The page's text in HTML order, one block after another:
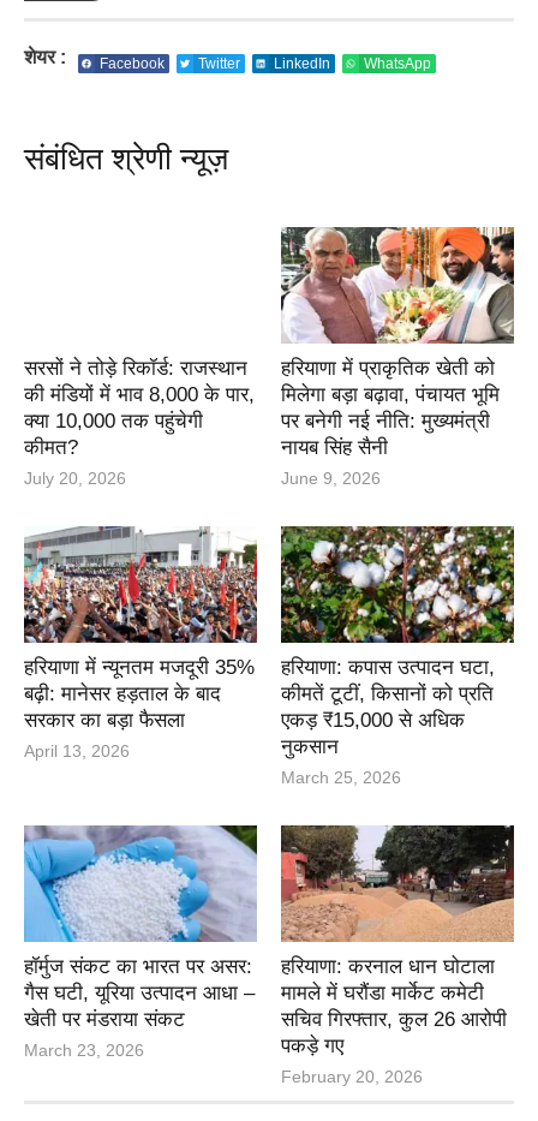
शेयर : Facebook Twitter LinkedIn WhatsApp
संबंधित श्रेणी न्यूज़
सरसों ने तोड़े रिकॉर्ड: राजस्थान
की मंडियों में भाव 8,000 के पार,
क्या 10,000 तक पहुंचेगी
कीमत?
July 20, 2026
हरियाणा में प्राकृतिक खेती को
मिलेगा बड़ा बढ़ावा, पंचायत भूमि
पर बनेगी नई नीति: मुख्यमंत्री
नायब सिंह सैनी
June 9, 2026
हरियाणा में न्यूनतम मजदूरी 35%
बढ़ी: मानेसर हड़ताल के बाद
सरकार का बड़ा फैसला
April 13, 2026
हरियाणा: कपास उत्पादन घटा,
कीमतें टूटीं, किसानों को प्रति
एकड़ ₹15,000 से अधिक
नुकसान
March 25, 2026
हॉर्मुज संकट का भारत पर असर:
गैस घटी, यूरिया उत्पादन आधा –
खेती पर मंडराया संकट
March 23, 2026
हरियाणा: करनाल धान घोटाला
मामले में घरौंडा मार्केट कमेटी
सचिव गिरफ्तार, कुल 26 आरोपी
पकड़े गए
February 20, 2026